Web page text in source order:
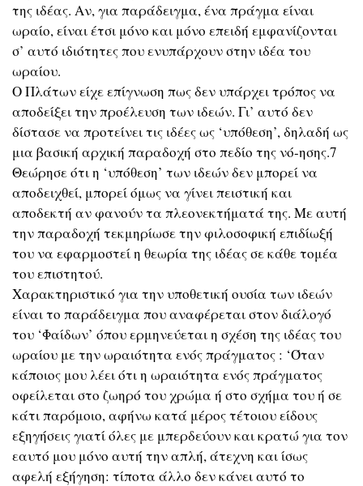
της ιδέας. Αν, για παράδειγμα, ένα πράγμα είναι
ωραίο, είναι έτσι μόνο και μόνο επειδή εμφανίζονται
σ’ αυτό ιδιότητες που ενυπάρχουν στην ιδέα του
ωραίου.
Ο Πλάτων είχε επίγνωση πως δεν υπάρχει τρόπος να
αποδείξει την προέλευση των ιδεών. Γι’ αυτό δεν
δίστασε να προτείνει τις ιδέες ως ‘υπόθεση’, δηλαδή ως
μια βασική αρχική παραδοχή στο πεδίο της νό-ησης.7
Θεώρησε ότι η ‘υπόθεση’ των ιδεών δεν μπορεί να
αποδειχθεί, μπορεί όμως να γίνει πειστική και
αποδεκτή αν φανούν τα πλεονεκτήματά της. Με αυτή
την παραδοχή τεκμηρίωσε την φιλοσοφική επιδίωξή
του να εφαρμοστεί η θεωρία της ιδέας σε κάθε τομέα
του επιστητού.
Χαρακτηριστικό για την υποθετική ουσία των ιδεών
είναι το παράδειγμα που αναφέρεται στον διάλογό
του ‘Φαίδων’ όπου ερμηνεύεται η σχέση της ιδέας του
ωραίου με την ωραιότητα ενός πράγματος : ‘Όταν
κάποιος μου λέει ότι η ωραιότητα ενός πράγματος
οφείλεται στο ζωηρό του χρώμα ή στο σχήμα του ή σε
κάτι παρόμοιο, αφήνω κατά μέρος τέτοιου είδους
εξηγήσεις γιατί όλες με μπερδεύουν και κρατώ για τον
εαυτό μου μόνο αυτή την απλή, άτεχνη και ίσως
αφελή εξήγηση: τίποτα άλλο δεν κάνει αυτό το